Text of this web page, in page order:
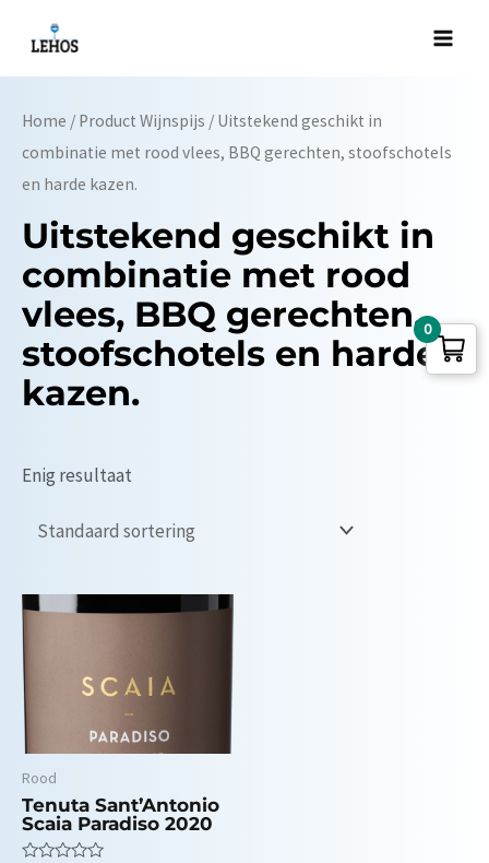
naar
de
inhoud
Home / Product Wijnspijs / Uitstekend geschikt in
combinatie met rood vlees, BBQ gerechten, stoofschotels
en harde kazen.
Uitstekend geschikt in
combinatie met rood
vlees, BBQ gerechten,
stoofschotels en harde
kazen.
Enig resultaat
Rood
Tenuta Sant’Antonio
Scaia Paradiso 2020
0